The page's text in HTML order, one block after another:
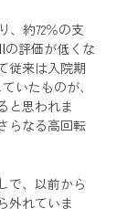
、約72％の支
の評価が低くな
従来は入院期
いたものが、
と思われま
らなる高回転
で、以前から
外れていま